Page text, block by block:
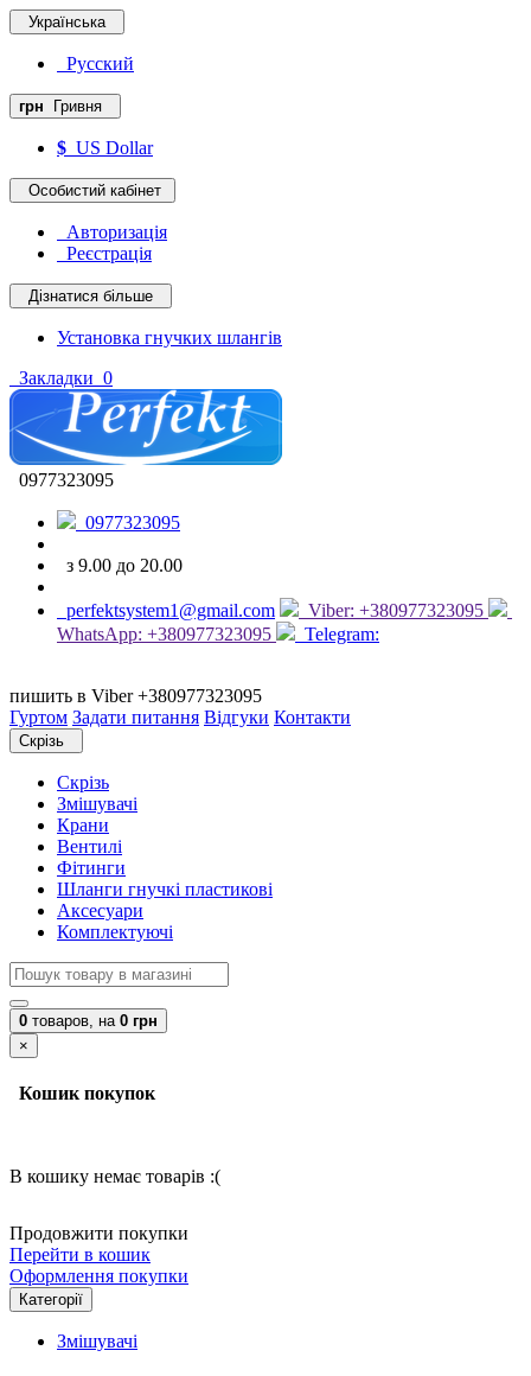
Українська
Русский
грн Гривня
$ US Dollar
Особистий кабінет
Авторизація
Реєстрація
Дізнатися більше
Установка гнучких шлангів
Закладки 0
0977323095
0977323095
з 9.00 до 20.00
perfektsystem1@gmail.com
Viber: +380977323095
WhatsApp: +380977323095
Telegram:
пишить в Viber +380977323095
Гуртом Задати питання Відгуки Контакти
Скрізь
Скрізь
Змішувачі
Крани
Вентилі
Фітинги
Шланги гнучкі пластикові
Аксесуари
Комплектуючі
0 товаров, на 0 грн
×
Кошик покупок
В кошику немає товарів :(
Продовжити покупки
Перейти в кошик
Оформлення покупки
Категорії
Змішувачі